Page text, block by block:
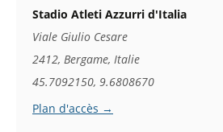
Stadio Atleti Azzurri d'Italia
Viale Giulio Cesare
2412, Bergame, Italie
45.7092150, 9.6808670
Plan d'accès →